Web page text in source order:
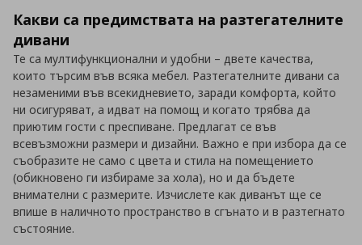
Какви са предимствата на разтегателните
дивани
Те са мултифункционални и удобни – двете качества,
които търсим във всяка мебел. Разтегателните дивани са
незаменими във всекидневието, заради комфорта, който
ни осигуряват, а идват на помощ и когато трябва да
приютим гости с преспиване. Предлагат се във
всевъзможни размери и дизайни. Важно е при избора да се
съобразите не само с цвета и стила на помещението
(обикновено ги избираме за хола), но и да бъдете
внимателни с размерите. Изчислете как диванът ще се
впише в наличното пространство в сгънато и в разтегнато
състояние.